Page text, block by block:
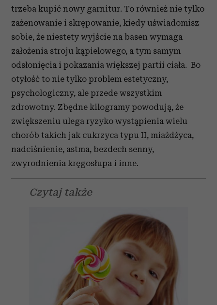
trzeba kupić nowy garnitur. To również nie tylko
zażenowanie i skrępowanie, kiedy uświadomisz
sobie, że niestety wyjście na basen wymaga
założenia stroju kąpielowego, a tym samym
odsłonięcia i pokazania większej partii ciała. Bo
otyłość to nie tylko problem estetyczny,
psychologiczny, ale przede wszystkim
zdrowotny. Zbędne kilogramy powodują, że
zwiększeniu ulega ryzyko wystąpienia wielu
chorób takich jak cukrzyca typu II, miażdżyca,
nadciśnienie, astma, bezdech senny,
zwyrodnienia kręgosłupa i inne.
Czytaj także